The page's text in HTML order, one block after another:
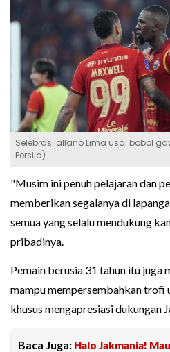
Selebrasi allano Lima usai bobol
Persija).
"Musim ini penuh pelajaran dan
memberikan segalanya di
semua yang selalu mendukung
pribadinya.
Pemain berusia 31 tahun itu juga
mampu mempersembahkan trofi
khusus mengapresiasi dukungan
Baca Juga: Halo Jakmania!